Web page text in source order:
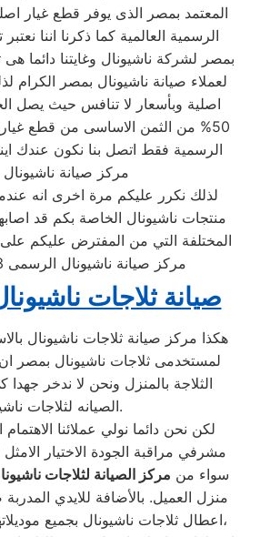
المعتمد بمصر الذى يوفر قطع غيار
الرسمية العالمية كما ذكرنا اننا
بمصر لشركة ناشيونال وغايتنا دائما
لعملاء صيانة ناشيونال بمصر الكرام
اصلية وبأسعار لا تنافس حيث يصل
50% من الثمن الاساسى من قطع
الرسمية فقط اتصل بنا نكون عندك
مركز صيانة
لذلك نكرر عليكم مرة اخرى انه
منتجات ناشيونال الخاصة بكم قد
المختلفة التي من المفترض عليكم
مركز صيانة ناشيونال الرسمى 01092279973
صيانة ثلاجات
هكذا مركز صيانة ثلاجات ناشيونال
لمستخدمى ثلاجات ناشيونال بمصر
الثلاجة بالمنزل ونحن لا ندخر
الصيانه لثلاجات ناشيونال.
لكن نحن دائما نولي عملائنا
مشرفي مراقبة الجودة الاختيار
سواء من مركز الصيانة لثلاجات
منزل العميل. بالأضافة للايدي
اعطال ثلاجات ناشيونال بجميع موديلاتها القديم منها والحديث،